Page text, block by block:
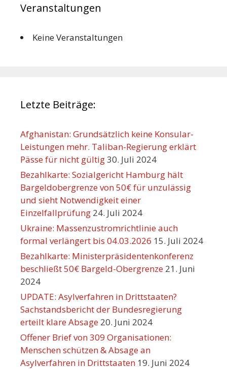
Veranstaltungen
Keine Veranstaltungen
Letzte Beiträge:
Afghanistan: Grundsätzlich keine Konsular-
Leistungen mehr. Taliban-Regierung erklärt
Pässe für nicht gültig30. Juli 2024
Bezahlkarte: Sozialgericht Hamburg hält
Bargeldobergrenze von 50€ für unzulässig
und sieht Notwendigkeit einer
Einzelfallprüfung 24. Juli 2024
Ukraine: Massenzustromrichtlinie auch
formal verlängert bis 04.03.2026 15. Juli 2024
Bezahlkarte: Ministerpräsidentenkonferenz
beschließt 50€ Bargeld-Obergrenze 21. Juni
2024
UPDATE: Asylverfahren in Drittstaaten?
Sachstandsbericht der Bundesregierung
erteilt klare Absage 20. Juni 2024
Offener Brief von 309 Organisationen:
Menschen schützen & Absage an
Asylverfahren in Drittstaaten 19. Juni 2024